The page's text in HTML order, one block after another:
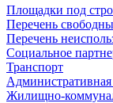
Площадки под
Перечень
Перечень
Социальное
Транспорт
Жилищно-